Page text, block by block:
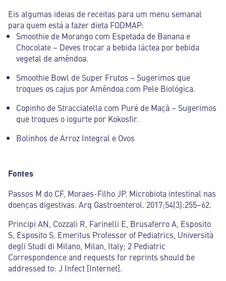
Eis algumas ideias de receitas para um menu semanal
para quem está a fazer dieta FODMAP:
Smoothie de Morango com Espetada de Banana e
Chocolate – Deves trocar a bebida láctea por bebida
vegetal de amêndoa.
Smoothie Bowl de Super Frutos – Sugerimos que
troques os cajus por Amêndoa com Pele Biológica.
Copinho de Stracciatella com Puré de Maçã – Sugerimos
que troques o iogurte por Kokosfir.
Bolinhos de Arroz Integral e Ovos
Fontes
Passos M do CF, Moraes-Filho JP. Microbiota intestinal nas
doenças digestivas. Arq Gastroenterol. 2017;54(3):255–62.
Principi AN, Cozzali R, Farinelli E, Brusaferro A, Esposito
S, Esposito S. Emeritus Professor of Pediatrics, Università
degli Studi di Milano, Milan, Italy; 2 Pediatric
Correspondence and requests for reprints should be
addressed to: J Infect [Internet].